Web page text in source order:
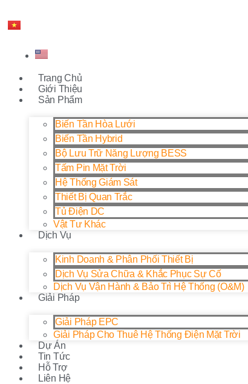
Trang Chủ
Giới Thiệu
Sản Phẩm
Biến Tần Hòa Lưới
Biến Tần Hybrid
Bộ Lưu Trữ Năng Lượng BESS
Tấm Pin Mặt Trời
Hệ Thống Giám Sát
Thiết Bị Quan Trắc
Tủ Điện DC
Vật Tư Khác
Dịch Vụ
Kinh Doanh & Phân Phối Thiết Bị
Dịch Vụ Sửa Chữa & Khắc Phục Sự Cố
Dịch Vụ Vận Hành & Bảo Trì Hệ Thống (O&M)
Giải Pháp
Giải Pháp EPC
Giải Pháp Cho Thuê Hệ Thống Điện Mặt Trời
Dự Án
Tin Tức
Hỗ Trợ
Liên Hệ